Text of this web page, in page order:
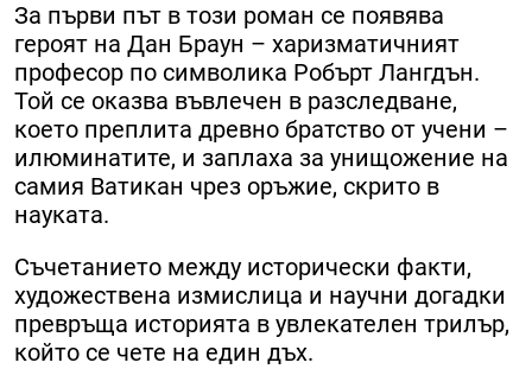
За първи път в този роман се появява
героят на Дан Браун – харизматичният
професор по символика Робърт Лангдън.
Той се оказва въвлечен в разследване,
което преплита древно братство от учени –
илюминатите, и заплаха за унищожение на
самия Ватикан чрез оръжие, скрито в
науката.
Съчетанието между исторически факти,
художествена измислица и научни догадки
превръща историята в увлекателен трилър,
който се чете на един дъх.